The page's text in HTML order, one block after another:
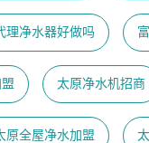
理净水器好做吗
太原净水机招商
原全屋净水加盟